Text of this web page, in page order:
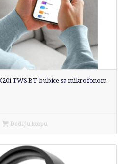
TWS BT bubice sa mikrofonom
Dodaj u korpu